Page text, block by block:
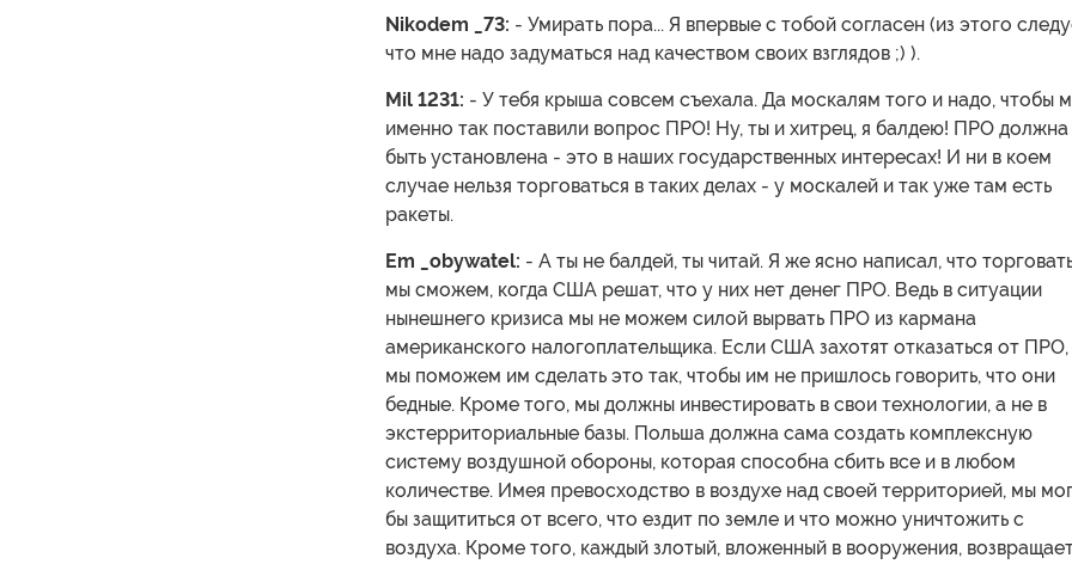
Nikodem _73: - Умирать пора... Я впервые с тобой согласен (из этого
что мне надо задуматься над качеством своих взглядов ;) ).
Mil 1231: - У тебя крыша совсем съехала. Да москалям того и надо, чтобы
именно так поставили вопрос ПРО! Ну, ты и хитрец, я балдею! ПРО должна
быть установлена - это в наших государственных интересах! И ни в коем
случае нельзя торговаться в таких делах - у москалей и так уже там есть
ракеты.
Em _obywatel: - А ты не балдей, ты читай. Я же ясно написал, что
мы сможем, когда США решат, что у них нет денег ПРО. Ведь в ситуации
нынешнего кризиса мы не можем силой вырвать ПРО из кармана
американского налогоплательщика. Если США захотят отказаться от ПРО,
мы поможем им сделать это так, чтобы им не пришлось говорить, что они
бедные. Кроме того, мы должны инвестировать в свои технологии, а не в
экстерриториальные базы. Польша должна сама создать комплексную
систему воздушной обороны, которая способна сбить все и в любом
количестве. Имея превосходство в воздухе над своей территорией, мы
бы защититься от всего, что ездит по земле и что можно уничтожить с
воздуха. Кроме того, каждый злотый, вложенный в вооружения,